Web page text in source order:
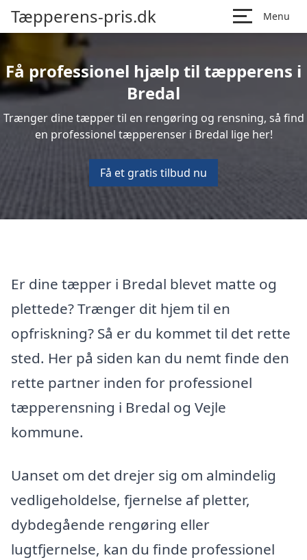
Tæpperens-pris.dk Menu
Få professionel hjælp til tæpperens i
Bredal
Trænger dine tæpper til en rengøring og rensning, så find
en professionel tæpperenser i Bredal lige her!
Få et gratis tilbud nu
Er dine tæpper i Bredal blevet matte og
plettede? Trænger dit hjem til en
opfriskning? Så er du kommet til det rette
sted. Her på siden kan du nemt finde den
rette partner inden for professionel
tæpperensning i Bredal og Vejle
kommune.
Uanset om det drejer sig om almindelig
vedligeholdelse, fjernelse af pletter,
dybdegående rengøring eller
lugtfjernelse, kan du finde professionel